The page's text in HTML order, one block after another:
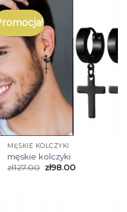
MĘSKIE KOLCZYKI
męskie kolczyki
zł127.00 zł98.00